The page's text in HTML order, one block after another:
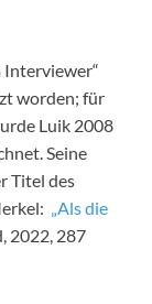
Interviewer“
worden; für
Luik 2008
Seine
Titel des
„Als die
2022, 287